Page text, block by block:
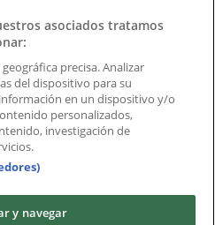
asociados tratamos
precisa. Analizar
del dispositivo para su
en un dispositivo y/o
personalizados,
investigación de
y navegar